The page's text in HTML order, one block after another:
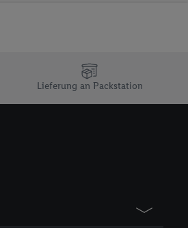
Lieferung an Packstation